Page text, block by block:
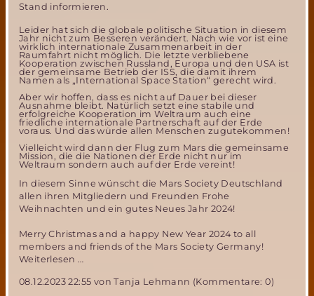
Stand informieren.
Leider hat sich die globale politische Situation in diesem
Jahr nicht zum Besseren verändert. Nach wie vor ist eine
wirklich internationale Zusammenarbeit in der
Raumfahrt nicht möglich. Die letzte verbliebene
Kooperation zwischen Russland, Europa und den USA ist
der gemeinsame Betrieb der ISS, die damit ihrem
Namen als „International Space Station“ gerecht wird.
Aber wir hoffen, dass es nicht auf Dauer bei dieser
Ausnahme bleibt. Natürlich setzt eine stabile und
erfolgreiche Kooperation im Weltraum auch eine
friedliche internationale Partnerschaft auf der Erde
voraus. Und das würde allen Menschen zugutekommen!
Vielleicht wird dann der Flug zum Mars die gemeinsame
Mission, die die Nationen der Erde nicht nur im
Weltraum sondern auch auf der Erde vereint!
In diesem Sinne wünscht die Mars Society Deutschland
allen ihren Mitgliedern und Freunden Frohe
Weihnachten und ein gutes Neues Jahr 2024!
Merry Christmas and a happy New Year 2024 to all
members and friends of the Mars Society Germany!
Weiterlesen …
2023
08.12.2023 22:55 von Tanja Lehmann (Kommentare: 0)